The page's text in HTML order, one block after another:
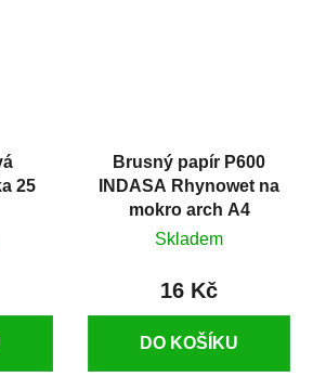
25
Brusný papír P600
INDASA Rhynowet na
mokro arch A4
Skladem
16 Kč
DO KOŠÍKU